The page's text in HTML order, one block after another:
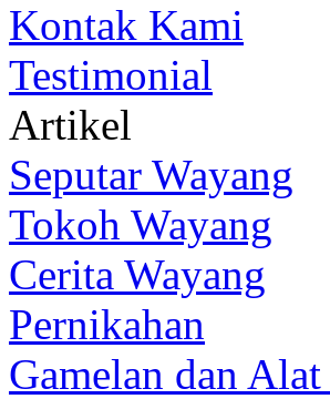
Kontak Kami
Testimonial
Artikel
Seputar Wayang
Tokoh Wayang
Cerita Wayang
Pernikahan
Gamelan dan